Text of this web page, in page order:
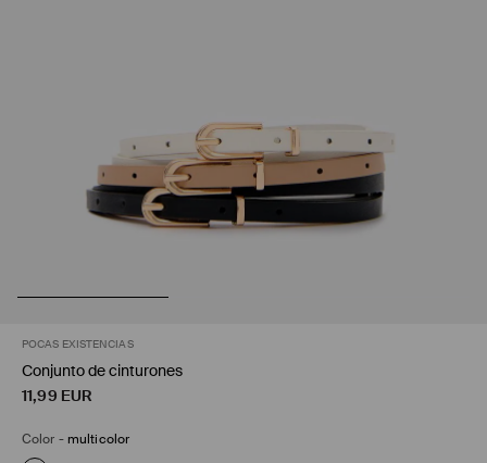
POCAS EXISTENCIAS
Conjunto de cinturones
11,99 EUR
Color - multicolor